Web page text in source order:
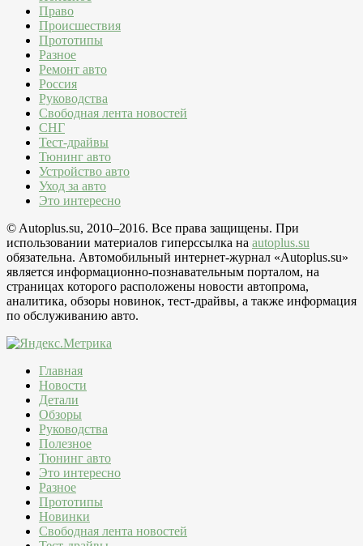
Право
Происшествия
Прототипы
Разное
Ремонт авто
Россия
Руководства
Свободная лента новостей
СНГ
Тест-драйвы
Тюнинг авто
Устройство авто
Уход за авто
Это интересно
© Autoplus.su, 2010–2016. Все права защищены. При
использовании материалов гиперссылка на autoplus.su
обязательна. Автомобильный интернет-журнал «Autoplus.su»
является информационно-познавательным порталом, на
страницах которого расположены новости автопрома,
аналитика, обзоры новинок, тест-драйвы, а также информация
по обслуживанию авто.
Главная
Новости
Детали
Обзоры
Руководства
Полезное
Тюнинг авто
Это интересно
Разное
Прототипы
Новинки
Свободная лента новостей